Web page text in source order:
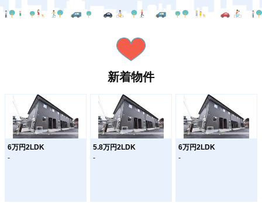
新着物件
6万円2LDK
-
5.8万円2LDK
-
6万円2LDK
-